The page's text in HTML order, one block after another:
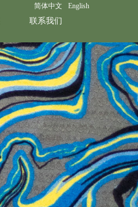
简体中文 English
联系我们